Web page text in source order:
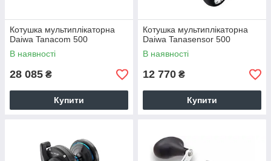
Котушка мультиплікаторна
Daiwa Tanacom 500
В наявності
28 085 ₴
Купити
Котушка мультиплікаторна
Daiwa Tanasensor 500
В наявності
12 770 ₴
Купити